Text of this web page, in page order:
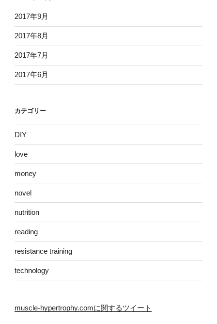
2017年9月
2017年8月
2017年7月
2017年6月
カテゴリー
DIY
love
money
novel
nutrition
reading
resistance training
technology
muscle-hypertrophy.comに関するツイート